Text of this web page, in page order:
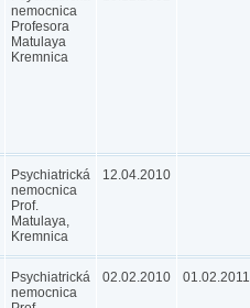
nemocnica
Profesora
Matulaya
Kremnica
Psychiatrická
nemocnica
Prof.
Matulaya,
Kremnica
12.04.2010
Psychiatrická
nemocnica
02.02.2010 01.02.2011